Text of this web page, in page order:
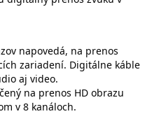
napovedá, na prenos
zariadení. Digitálne káble
aj video.
na prenos HD obrazu
v 8 kanáloch.